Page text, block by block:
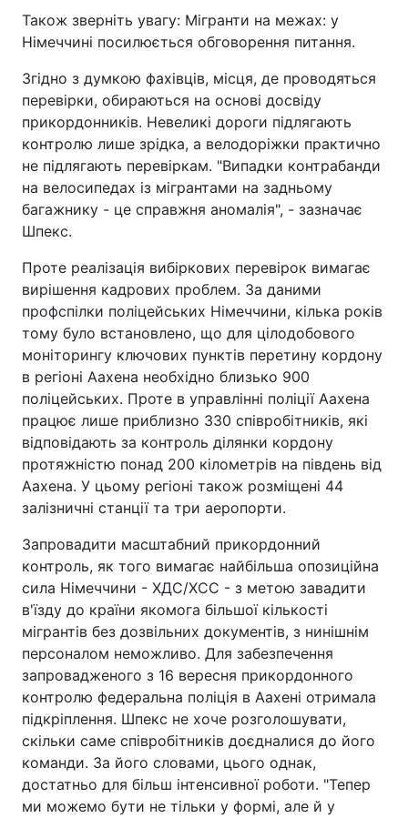
Також зверніть увагу: Мігранти на межах: у
Німеччині посилюється обговорення питання.
Згідно з думкою фахівців, місця, де проводяться
перевірки, обираються на основі досвіду
прикордонників. Невеликі дороги підлягають
контролю лише зрідка, а велодоріжки практично
не підлягають перевіркам. "Випадки контрабанди
на велосипедах із мігрантами на задньому
багажнику - це справжня аномалія", - зазначає
Шпекс.
Проте реалізація вибіркових перевірок вимагає
вирішення кадрових проблем. За даними
профспілки поліцейських Німеччини, кілька років
тому було встановлено, що для цілодобового
моніторингу ключових пунктів перетину кордону
в регіоні Аахена необхідно близько 900
поліцейських. Проте в управлінні поліції Аахена
працює лише приблизно 330 співробітників, які
відповідають за контроль ділянки кордону
протяжністю понад 200 кілометрів на південь від
Аахена. У цьому регіоні також розміщені 44
залізничні станції та три аеропорти.
Запровадити масштабний прикордонний
контроль, як того вимагає найбільша опозиційна
сила Німеччини - ХДС/ХСС - з метою завадити
в'їзду до країни якомога більшої кількості
мігрантів без дозвільних документів, з нинішнім
персоналом неможливо. Для забезпечення
запровадженого з 16 вересня прикордонного
контролю федеральна поліція в Аахені отримала
підкріплення. Шпекс не хоче розголошувати,
скільки саме співробітників доєдналися до його
команди. За його словами, цього однак,
достатньо для більш інтенсивної роботи. "Тепер
ми можемо бути не тільки у формі, але й у